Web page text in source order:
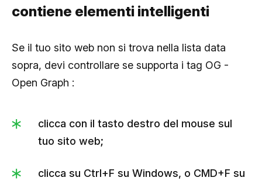
contiene elementi intelligenti
Se il tuo sito web non si trova nella lista data
sopra, devi controllare se supporta i tag OG -
Open Graph :
clicca con il tasto destro del mouse sul
tuo sito web;
clicca su Ctrl+F su Windows, o CMD+F su